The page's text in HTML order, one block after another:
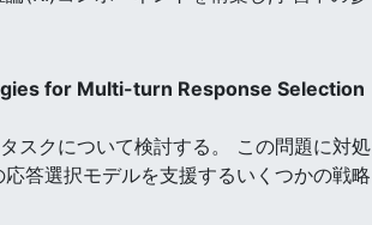
for Multi-turn Response Selection
スクについて検討する。 この問題に対処
答選択モデルを支援するいくつかの戦略